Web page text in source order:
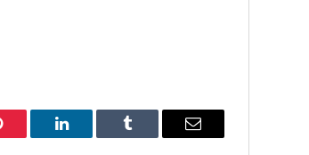
LinkedIn Tumblr Email